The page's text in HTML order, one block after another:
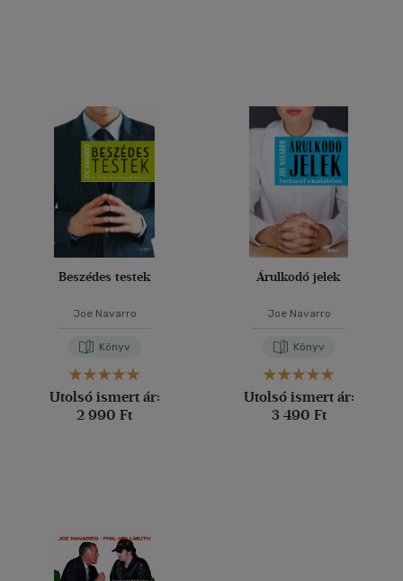
Beszédes testek
Joe Navarro
Könyv
Utolsó ismert ár:
2 990 Ft
Árulkodó jelek
Joe Navarro
Könyv
Utolsó ismert ár:
3 490 Ft